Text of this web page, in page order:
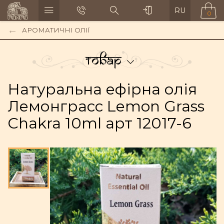
RU 0
АРОМАТИЧНІ ОЛІЇ
Товар
Натуральна ефірна олія
Лемонграсс Lemon Grass
Chakra 10ml арт 12017-6